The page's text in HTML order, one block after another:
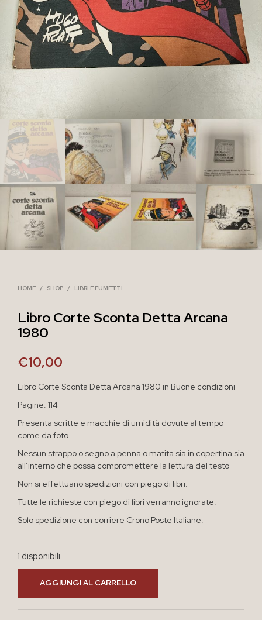
HOME / SHOP / LIBRI E FUMETTI
Libro Corte Sconta Detta Arcana
1980
€10,00
Libro Corte Sconta Detta Arcana 1980 in Buone condizioni
Pagine: 114
Presenta scritte e macchie di umidità dovute al tempo
come da foto
Nessun strappo o segno a penna o matita sia in copertina sia
all’interno che possa compromettere la lettura del testo
Non si effettuano spedizioni con piego di libri.
Tutte le richieste con piego di libri verranno ignorate.
Solo spedizione con corriere Crono Poste Italiane.
1 disponibili
AGGIUNGI AL CARRELLO